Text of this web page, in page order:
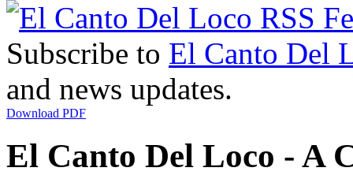
Subscribe to El Canto Del
and news updates.
Download PDF
El Canto Del Loco - A